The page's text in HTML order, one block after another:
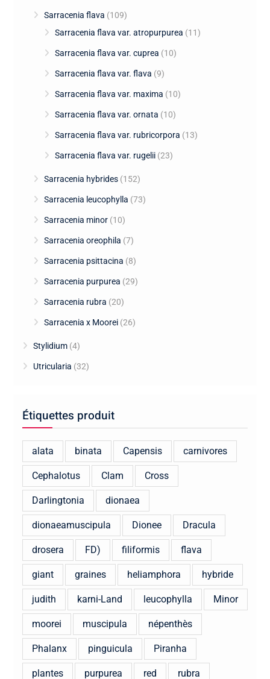
Sarracenia flava (109)
Sarracenia flava var. atropurpurea (11)
Sarracenia flava var. cuprea (10)
Sarracenia flava var. flava (9)
Sarracenia flava var. maxima (10)
Sarracenia flava var. ornata (10)
Sarracenia flava var. rubricorpora (13)
Sarracenia flava var. rugelii (23)
Sarracenia hybrides (152)
Sarracenia leucophylla (73)
Sarracenia minor (10)
Sarracenia oreophila (7)
Sarracenia psittacina (8)
Sarracenia purpurea (29)
Sarracenia rubra (20)
Sarracenia x Moorei (26)
Stylidium (4)
Utricularia (32)
Étiquettes produit
alata binata Capensis carnivores
Cephalotus Clam Cross
Darlingtonia dionaea
dionaeamuscipula Dionee Dracula
drosera FD) filiformis flava
giant graines heliamphora hybride
judith karni-Land leucophylla Minor
moorei muscipula népenthès
Phalanx pinguicula Piranha
plantes purpurea red rubra